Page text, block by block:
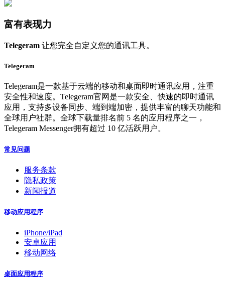
富有表现力
Telegeram 让您完全自定义您的通讯工具。
Telegeram
Telegeram是一款基于云端的移动和桌面即时通讯应用，注重
安全性和速度。Telegeram官网是一款安全、快速的即时通讯
应用，支持多设备同步、端到端加密，提供丰富的聊天功能和
全球用户社群。全球下载量排名前 5 名的应用程序之一，
Telegeram Messenger拥有超过 10 亿活跃用户。
常见问题
服务条款
隐私政策
新闻报道
移动应用程序
iPhone/iPad
安卓应用
移动网络
桌面应用程序